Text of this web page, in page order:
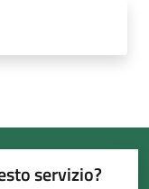
servizio?